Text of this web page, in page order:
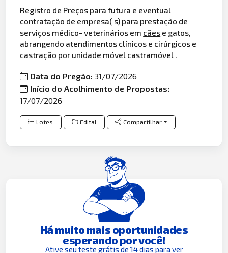
Registro de Preços para futura e eventual
contratação de empresa( s) para prestação de
serviços médico- veterinários em cães e gatos,
abrangendo atendimentos clínicos e cirúrgicos e
castração por unidade móvel castramóvel .
Data do Pregão:31/07/2026
Início do Acolhimento de Propostas:
17/07/2026
Lotes Edital Compartilhar
Há muito mais oportunidades
esperando por você!
Ative seu teste grátis de 14 dias para ver